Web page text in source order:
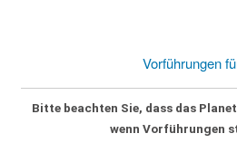
Vorführungen
Bitte beachten Sie, dass das
wenn Vorführungen